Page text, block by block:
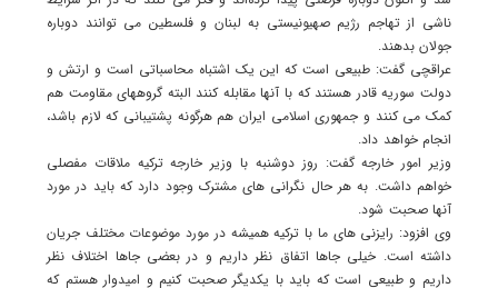
ناشی از تهاجم رژیم صهیونیستی به لبنان و فلسطین می توانند دوباره
جولان بدهند.
عراقچی گفت: طبیعی است که این یک اشتباه محاسباتی است و ارتش و
دولت سوریه قادر هستند که با آنها مقابله کنند البته گروههای مقاومت هم
کمک می کنند و جمهوری اسلامی ایران هم هرگونه پشتیبانی که لازم باشد،
انجام خواهد داد.
وزیر امور خارجه گفت: روز دوشنبه با وزیر خارجه ترکیه ملاقات مفصلی
خواهم داشت. به هر حال نگرانی های مشترک وجود دارد که باید در مورد
آنها صحبت شود.
وی افزود: رایزنی های ما با ترکیه همیشه در مورد موضوعات مختلف جریان
داشته است. خیلی جاها اتفاق نظر داریم و در بعضی جاها اختلاف نظر
داریم و طبیعی است که باید با یکدیگر صحبت کنیم و امیدوار هستم که